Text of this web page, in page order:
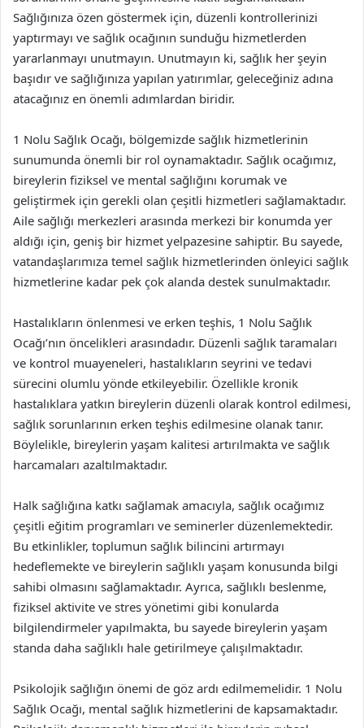
Sağlığınıza özen göstermek için, düzenli kontrollerinizi
yaptırmayı ve sağlık ocağının sunduğu hizmetlerden
yararlanmayı unutmayın. Unutmayın ki, sağlık her şeyin
başıdır ve sağlığınıza yapılan yatırımlar, geleceğiniz adına
atacağınız en önemli adımlardan biridir.
1 Nolu Sağlık Ocağı, bölgemizde sağlık hizmetlerinin
sunumunda önemli bir rol oynamaktadır. Sağlık ocağımız,
bireylerin fiziksel ve mental sağlığını korumak ve
geliştirmek için gerekli olan çeşitli hizmetleri sağlamaktadır.
Aile sağlığı merkezleri arasında merkezi bir konumda yer
aldığı için, geniş bir hizmet yelpazesine sahiptir. Bu sayede,
vatandaşlarımıza temel sağlık hizmetlerinden önleyici sağlık
hizmetlerine kadar pek çok alanda destek sunulmaktadır.
Hastalıkların önlenmesi ve erken teşhis, 1 Nolu Sağlık
Ocağı’nın öncelikleri arasındadır. Düzenli sağlık taramaları
ve kontrol muayeneleri, hastalıkların seyrini ve tedavi
sürecini olumlu yönde etkileyebilir. Özellikle kronik
hastalıklara yatkın bireylerin düzenli olarak kontrol edilmesi,
sağlık sorunlarının erken teşhis edilmesine olanak tanır.
Böylelikle, bireylerin yaşam kalitesi artırılmakta ve sağlık
harcamaları azaltılmaktadır.
Halk sağlığına katkı sağlamak amacıyla, sağlık ocağımız
çeşitli eğitim programları ve seminerler düzenlemektedir.
Bu etkinlikler, toplumun sağlık bilincini artırmayı
hedeflemekte ve bireylerin sağlıklı yaşam konusunda bilgi
sahibi olmasını sağlamaktadır. Ayrıca, sağlıklı beslenme,
fiziksel aktivite ve stres yönetimi gibi konularda
bilgilendirmeler yapılmakta, bu sayede bireylerin yaşam
standa daha sağlıklı hale getirilmeye çalışılmaktadır.
Psikolojik sağlığın önemi de göz ardı edilmemelidir. 1 Nolu
Sağlık Ocağı, mental sağlık hizmetlerini de kapsamaktadır.